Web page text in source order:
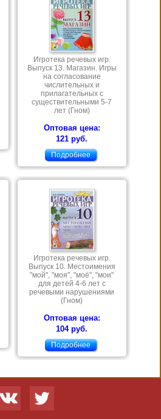
Игротека речевых игр.
Выпуск 13. Магазин. Игры
на согласование
числительных и
прилагательных с
существительными 5-7
лет (Гном)
Оптовая цена:
121 руб.
Подробнее
Игротека речевых игр.
Выпуск 10. Местоимения
"мой", "моя", "моё", "мои"
для детей 4-6 лет с
речевыми нарушениями
(Гном)
Оптовая цена:
104 руб.
Подробнее